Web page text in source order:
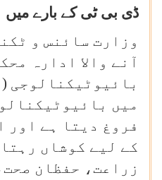
ڈی بی ٹی کے بارے میں
وزارت سائنس و
آنے والا ادارہ
بائیوٹیکنالوجی
میں
فروغ دیتا ہے اور
کے لیے کوشاں
زراعت، حفظان